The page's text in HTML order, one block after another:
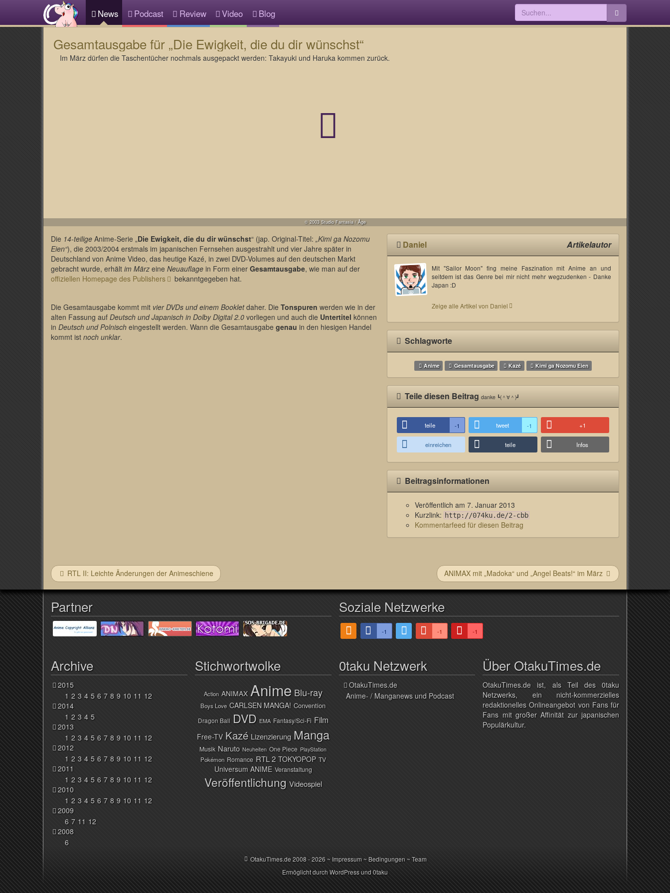
News Podcast Review Video Blog
Gesamtausgabe für „Die Ewigkeit, die du dir wünschst“
Im März dürfen die Taschentücher nochmals ausgepackt werden: Takayuki und Haruka kommen zurück.
© 2003 Studio Fantasia / Âge
Die 14-teilige Anime-Serie „Die Ewigkeit, die du dir wünschst“ (jap. Original-Titel: „Kimi ga Nozomu
Eien“), die 2003/2004 erstmals im japanischen Fernsehen ausgestrahlt und vier Jahre später in
Deutschland von Anime Video, das heutige Kazé, in zwei DVD-Volumes auf den deutschen Markt
gebracht wurde, erhält im März eine Neuauflage in Form einer Gesamtausgabe, wie man auf der
offiziellen Homepage des Publishers
bekanntgegeben hat.
Die Gesamtausgabe kommt mit vier DVDs und einem Bookletdaher. Die Tonspuren werden wie in der
alten Fassung auf Deutsch und Japanisch in Dolby Digital 2.0 vorliegen und auch die Untertitel können
in Deutsch und Polnisch eingestellt werden. Wann die Gesamtausgabe genau in den hiesigen Handel
kommt ist noch unklar.
Daniel Artikelautor
Mit "Sailor Moon" fing meine Faszination mit Anime an und
seitdem ist das Genre bei mir nicht mehr wegzudenken - Danke
Japan :D
Zeige alle Artikel von Daniel
Schlagworte
Anime Gesamtausgabe Kazé Kimi ga Nozomu Eien
Teile diesen Beitragdanke ┗(＾∀＾)┛
teile -1 tweet -1 +1
einreichen teile Infos
Beitragsinformationen
Veröffentlich am 7. Januar 2013
Kurzlink: http://074ku.de/2-cbb
Kommentarfeed für diesen Beitrag
RTL II: Leichte Änderungen der Animeschiene ANIMAX mit „Madoka“ und „Angel Beats!“ im März
Partner Soziale Netzwerke
-1 -1 -1
Archive
2015
1 2 3 4 5 6 7 8 9 10 11 12
2014
1 2 3 4 5
2013
1 2 3 4 5 6 7 8 9 10 11 12
2012
1 2 3 4 5 6 7 8 9 10 11 12
2011
1 2 3 4 5 6 7 8 9 10 11 12
2010
1 2 3 4 5 6 7 8 9 10 11 12
2009
6 7 11 12
2008
6
Stichwortwolke
Action ANIMAX Anime Blu-ray
Boys Love CARLSEN MANGA! Convention
Dragon Ball DVD EMA Fantasy/Sci-Fi Film
Free-TV Kazé Lizenzierung Manga
Musik Naruto Neuheiten One Piece PlayStation
Pokémon Romance RTL 2 TOKYOPOP TV
Universum ANIME Veranstaltung
Veröffentlichung Videospiel
0taku Netzwerk
OtakuTimes.de
Anime- / Manganews und Podcast
Über OtakuTimes.de
OtakuTimes.de ist, als Teil des 0taku
Netzwerks, ein nicht-kommerzielles
redaktionelles Onlineangebot von Fans für
Fans mit großer Affinität zur japanischen
Populärkultur.
OtakuTimes.de2008 - 2026 ~ Impressum ~ Bedingungen ~Team
Ermöglicht durchWordPressund 0taku